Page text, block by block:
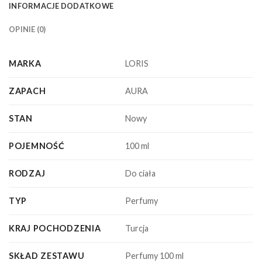
INFORMACJE DODATKOWE
OPINIE (0)
MARKA LORIS
ZAPACH AURA
STAN Nowy
POJEMNOŚĆ 100 ml
RODZAJ Do ciała
TYP Perfumy
KRAJ POCHODZENIA Turcja
SKŁAD ZESTAWU Perfumy 100 ml